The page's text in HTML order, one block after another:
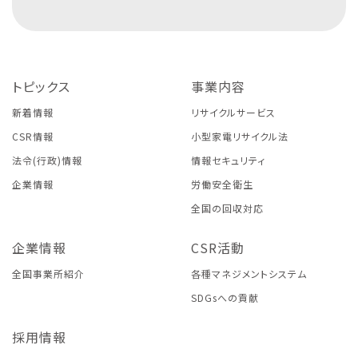
トピックス
新着情報
CSR情報
法令(行政)情報
企業情報
事業内容
リサイクルサービス
小型家電リサイクル法
情報セキュリティ
労働安全衛生
全国の回収対応
企業情報
全国事業所紹介
CSR活動
各種マネジメントシステム
SDGsへの貢献
採用情報